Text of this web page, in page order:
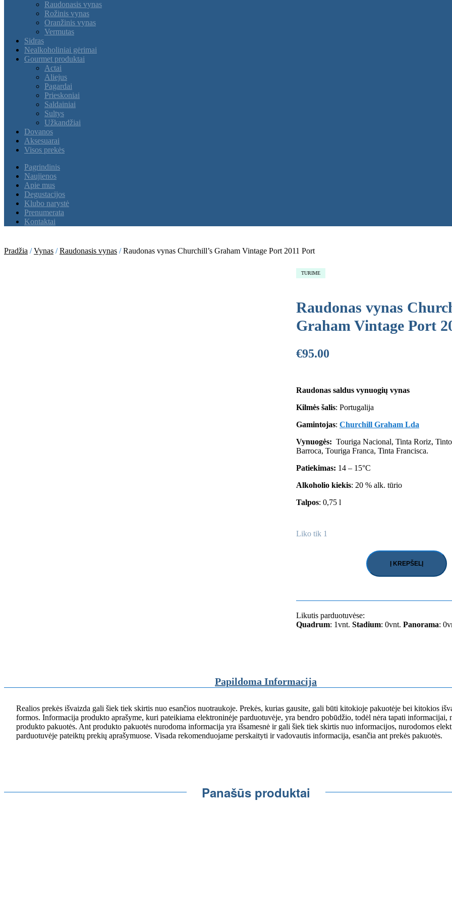
Raudonasis vynas
Rožinis vynas
Oranžinis vynas
Vermutas
Sidras
Nealkoholiniai gėrimai
Gourmet produktai
Actai
Aliejus
Pagardai
Prieskoniai
Saldainiai
Sultys
Užkandžiai
Dovanos
Aksesuarai
Visos prekės
Pagrindinis
Naujienos
Apie mus
Degustacijos
Klubo narystė
Prenumerata
Kontaktai
Pradžia /Vynas /Raudonasis vynas /Raudonas vynas Churchill’s Graham Vintage Port 2011 Port
€35.00
€80.00
TURIME
Raudonas vynas
Graham Vintage Port
€95.00
Raudonas saldus vynuogių vynas
Kilmės šalis: Portugalija
Gamintojas: Churchill Graham Lda
Vynuogės: Touriga Nacional, Tinta Roriz,
Barroca, Touriga Franca, Tinta Francisca.
Patiekimas: 14 – 15°C
Alkoholio kiekis: 20 % alk. tūrio
Talpos: 0,75 l
Liko tik 1
Graham
Vintage
Į KREPŠELĮ
Likutis parduotuvėse:
Quadrum: 1vnt. Stadium: 0vnt. Panorama:
Papildoma Informacija
Realios prekės išvaizda gali šiek tiek skirtis nuo esančios nuotraukoje. Prekės, kurias gausite, gali būti kitokioje pakuotėje bei kitokios
formos. Informacija produkto aprašyme, kuri pateikiama elektroninėje parduotuvėje, yra bendro pobūdžio, todėl nėra tapati informacijai,
produkto pakuotės. Ant produkto pakuotės nurodoma informacija yra išsamesnė ir gali šiek tiek skirtis nuo informacijos, nurodomos
parduotuvėje pateiktų prekių aprašymuose. Visada rekomenduojame perskaityti ir vadovautis informacija, esančia ant prekės pakuotės.
Panašūs produktai